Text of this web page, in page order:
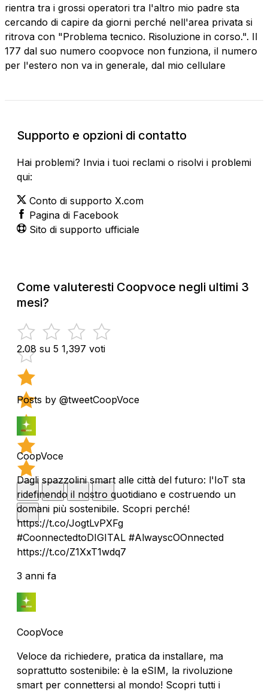
rientra tra i grossi operatori tra l'altro mio padre sta
cercando di capire da giorni perché nell'area privata si
ritrova con "Problema tecnico. Risoluzione in corso.". Il
177 dal suo numero coopvoce non funziona, il numero
per l'estero non va in generale, dal mio cellulare
Supporto e opzioni di contatto
Hai problemi? Invia i tuoi reclami o risolvi i problemi
qui:
Conto di supporto X.com
Pagina di Facebook
Sito di supporto ufficiale
Come valuteresti Coopvoce negli ultimi 3
mesi?
2.08 su 5 1,397 voti
Posts by @tweetCoopVoce
CoopVoce
Dagli spazzolini smart alle città del futuro: l'IoT sta
ridefinendo il nostro quotidiano e costruendo un
domani più sostenibile. Scopri perché!
https://t.co/JogtLvPXFg
#CoonnectedtoDIGITAL #AlwayscOOnnected
https://t.co/Z1XxT1wdq7
3 anni fa
CoopVoce
Veloce da richiedere, pratica da installare, ma
soprattutto sostenibile: è la eSIM, la rivoluzione
smart per connettersi al mondo! Scopri tutti i